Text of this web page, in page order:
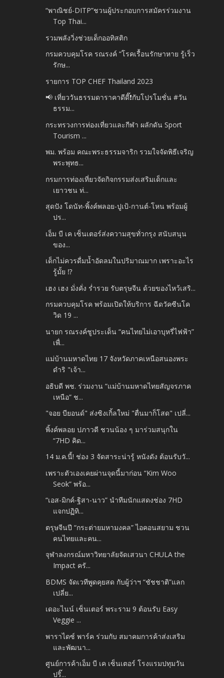
“พาณิชย์-DITP”ชวนผู้ประกอบการสมัครร่วมงาน
Top Thai...
รวมพลังวิ่งช่วยเด็กออทิสติก
กรมควบคุมโรค รณรงค์ “โรคเรื้อนรักษาหาย รู้เร็ว
รักษ...
รายการ TOP CHEF Thailand 2023
📢 เที่ยววันธรรมดาราคาดีดี๊❗️กับโปรโมชั่น #วัน
ธรรม...
กระทรวงการท่องเที่ยวและกีฬา ผลักดัน Sport
Tourism ...
พม. พร้อม คณะพระธรรมจาริก รวมใจจัดพิธีเจริญ
พระพุทธ...
กรมการท่องเที่ยวจัดกิจกรรมส่งเสริมเด็กและ
เยาวชน ท่...
สุดปัง โดนัท-พิ้งค์พลอย-ปูเป้-กานต์-โหน พร้อมผู้
ปร...
เอ็ม บี เค เซ็นเตอร์ส่งความสุขทั่วกรุง สนับสนุน
ของ...
เด็กไม่ควรดื่มน้ำอัดลมในปริมาณมาก เพราะอะไร
รู้มั้ย ⁉️
เฮง เฮง มั่งคั่ง ร่ำรวย รับตรุษจีน ด้วยของไหว้เสริ...
กรมควบคุมโรค พร้อมเปิดให้บริการ ฉีดวัคซีนโค
วิด 19 ...
นายก รณรงค์ชูประเด็น “คนไทยไม่เอาบุหรี่ไฟฟ้า”
เพื่...
แม่บ้านมหาดไทย 17 จังหวัดภาคเหนือสนองพระ
ดำริ "เจ้า...
อธิบดี พช. ร่วมงาน “แม่บ้านมหาดไทยสัญจรภาค
เหนือ” ช...
"จอย​ บียอนด์" ส่งซิงเกิ้ลใหม่ "ตื่นมาก็โสด" เปลี่...
พิ้งค์พลอย ปภาวดี ชวนน้อง ๆ มาร่วมสนุกใน
“7HD คิด...
14 ม.ค.นี้! ช่อง 3 จัดสาระน่ารู้ หนังดัง ต้อนรับวั...
เพราะตัวเองเคยผ่านจุดนี้มาก่อน “Kim Woo
Seok” พร้อ...
“เอส-มิกค์-ฐิสา-นาว” นำทีมนักแสดงช่อง 7HD
แจกปฏิทิ...
ตรุษจีนปี “กระต่ายมหามงคล” ไอคอนสยาม ชวน
คนไทยและคน...
จุฬาลงกรณ์มหาวิทยาลัยจัดเสวนา CHULA the
Impact ครั...
BDMS จัดเวทีพูดคุยสด กับผู้ว่าฯ “ชัชชาติ”แลก
เปลี่ย...
เดอะไนน์ เซ็นเตอร์ พระราม 9 ต้อนรับ Easy
Veggie ...
พาราไดซ์ พาร์ค ร่วมกับ สมาคมการค้าส่งเสริม
และพัฒนา...
ศูนย์การค้าเอ็ม บี เค เซ็นเตอร์ โรงแรมปทุมวัน
ปริ๊...